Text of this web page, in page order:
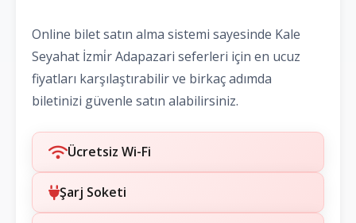
Online bilet satın alma sistemi sayesinde Kale
Seyahat İzmi̇r Adapazari seferleri için en ucuz
fiyatları karşılaştırabilir ve birkaç adımda
biletinizi güvenle satın alabilirsiniz.
Ücretsiz Wi-Fi
Şarj Soketi